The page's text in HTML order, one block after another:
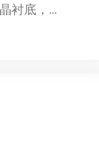
衬底，…